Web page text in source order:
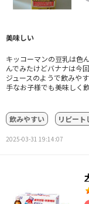
美味しい
キッコーマンの豆乳は色
んでみたけどバナナは今
ジュースのようで飲みや
手なお子様でも美味しく
飲みやすい リピート
2025-03-31 19:14:07